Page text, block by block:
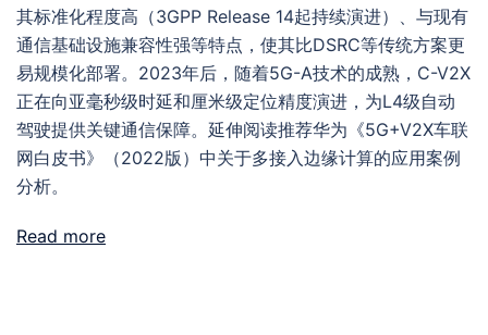
其标准化程度高（3GPP Release 14起持续演进）、与现有
通信基础设施兼容性强等特点，使其比DSRC等传统方案更
易规模化部署。2023年后，随着5G-A技术的成熟，C-V2X
正在向亚毫秒级时延和厘米级定位精度演进，为L4级自动
驾驶提供关键通信保障。延伸阅读推荐华为《5G+V2X车联
网白皮书》（2022版）中关于多接入边缘计算的应用案例
分析。
Read more